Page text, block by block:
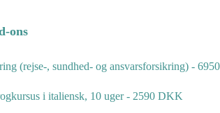
ons
(rejse-, sundhed- og ansvarsforsikring) -
i italiensk, 10 uger - 2590 DKK